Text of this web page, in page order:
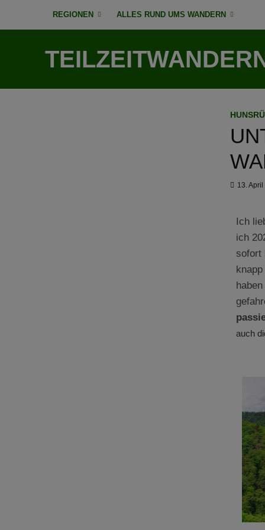
REGIONEN ALLES RUND UMS WANDERN
13. April
Ich
ich
sofort
auch